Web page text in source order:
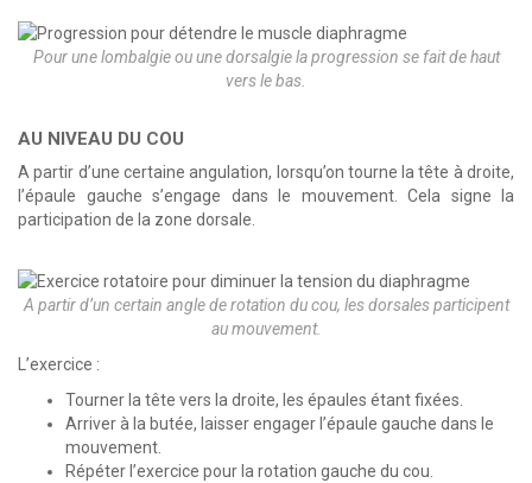
Pour une lombalgie ou une dorsalgie la progression se fait de haut
vers le bas.
AU NIVEAU DU COU
A partir d’une certaine angulation, lorsqu’on tourne la tête à droite,
l’épaule gauche s’engage dans le mouvement. Cela signe la
participation de la zone dorsale.
A partir d’un certain angle de rotation du cou, les dorsales participent
au mouvement.
L’exercice :
Tourner la tête vers la droite, les épaules étant fixées.
Arriver à la butée, laisser engager l’épaule gauche dans le
mouvement.
Répéter l’exercice pour la rotation gauche du cou.